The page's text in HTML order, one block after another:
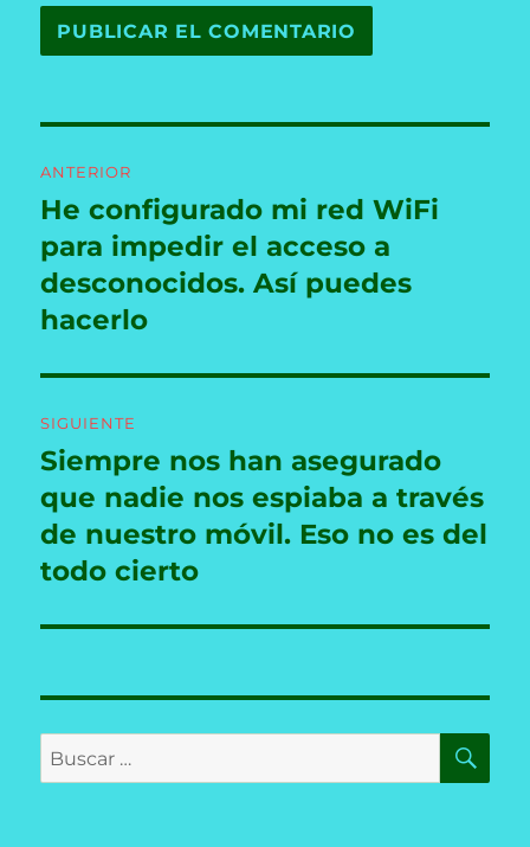
de
entradas
ANTERIOR
Entrada
anterior:
He configurado mi red WiFi
para impedir el acceso a
desconocidos. Así puedes
hacerlo
SIGUIENTE
Entrada
siguiente:
Siempre nos han asegurado
que nadie nos espiaba a través
de nuestro móvil. Eso no es del
todo cierto
Buscar
por: